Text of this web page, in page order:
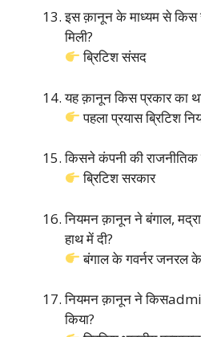
इस क़ानून के माध्यम से
मिली?
ब्रिटिश संसद
यह क़ानून किस प्रकार का
पहला प्रयास ब्रिटिश
किसने कंपनी की राजनीतिक
ब्रिटिश सरकार
नियमन क़ानून ने बंगाल,
हाथ में दी?
बंगाल के गवर्नर जनरल के
नियमन क़ानून ने
किया?